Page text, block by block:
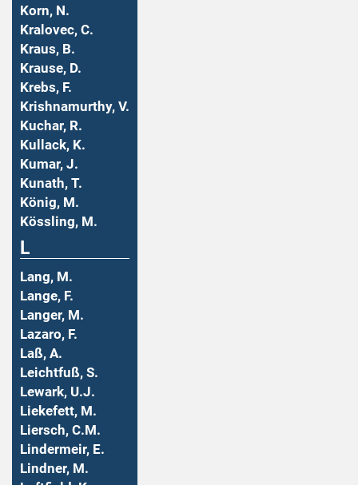
Korn, N.
Kralovec, C.
Kraus, B.
Krause, D.
Krebs, F.
Krishnamurthy, V.
Kuchar, R.
Kullack, K.
Kumar, J.
Kunath, T.
König, M.
Kössling, M.
L
Lang, M.
Lange, F.
Langer, M.
Lazaro, F.
Laß, A.
Leichtfuß, S.
Lewark, U.J.
Liekefett, M.
Liersch, C.M.
Lindermeir, E.
Lindner, M.